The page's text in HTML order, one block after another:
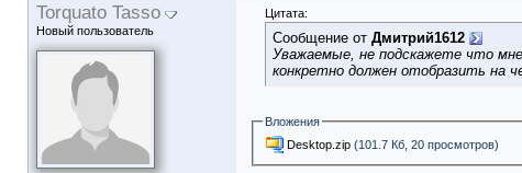
Torquato Tasso
Новый пользователь
Цитата:
Сообщение от Дмитрий1612
Уважаемые, не подскажете что
конкретно должен отобразить на
Вложения
Desktop.zip (101.7 Кб, 20 просмотров)